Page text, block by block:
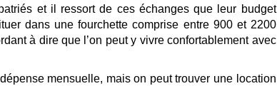
et il ressort de ces échanges que leur budget
dans une fourchette comprise entre 900 et 2200
à dire que l’on peut y vivre confortablement avec
mensuelle, mais on peut trouver une location